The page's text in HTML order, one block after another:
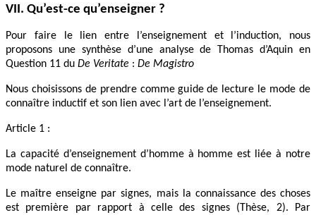
VII. Qu’est-ce qu’enseigner ?
Pour faire le lien entre l’enseignement et l’induction, nous
proposons une synthèse d’une analyse de Thomas d’Aquin en
Question 11 du De Veritate : De Magistro
Nous choisissons de prendre comme guide de lecture le mode de
connaître inductif et son lien avec l’art de l’enseignement.
Article 1 :
La capacité d’enseignement d’homme à homme est liée à notre
mode naturel de connaître.
Le maître enseigne par signes, mais la connaissance des choses
est première par rapport à celle des signes (Thèse, 2). Par